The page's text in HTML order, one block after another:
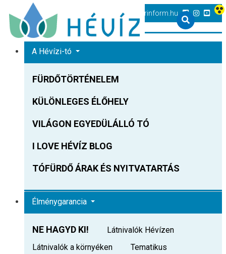
+36 83 540 131 heviz@tourinform.hu
A Hévízi-tó
FÜRDŐTÖRTÉNELEM
KÜLÖNLEGES ÉLŐHELY
VILÁGON EGYEDÜLÁLLÓ TÓ
I LOVE HÉVÍZ BLOG
TÓFÜRDŐ ÁRAK ÉS NYITVATARTÁS
Élménygarancia
NE HAGYD KI!
Látnivalók Hévízen
Látnivalók a környéken
Tematikus